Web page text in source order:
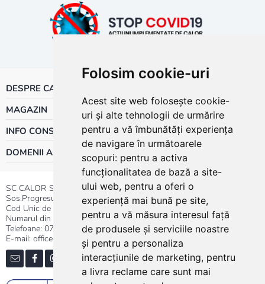
Folosim cookie-uri
Acest site web folosește cookie-
uri și alte tehnologii de urmărire
pentru a vă îmbunătăți experiența
de navigare în următoarele
scopuri: pentru a activa
funcționalitatea de bază a site-
ului web, pentru a oferi o
experiență mai bună pe site,
pentru a vă măsura interesul față
de produsele și serviciile noastre
și pentru a personaliza
interacțiunile de marketing, pentru
a livra reclame care sunt mai
DESPRE CALOR
MAGAZIN
INFO CONSUMATOR
DOMENII ACTIVITATE
SC CALOR SRL
Sos.Progresului nr.30-40, Sector 5, Bucuresti
Cod Unic de Inregistrare: RO 3004724
Numarul din Registrul Comertului:J40/13176/1991
Telefoane: 0737.23.44.44|021.411.44.44
E-mail: office@calor.ro